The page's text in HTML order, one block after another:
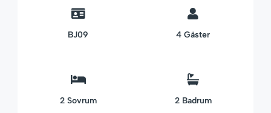
BJ09 4 Gäster
2 Sovrum 2 Badrum